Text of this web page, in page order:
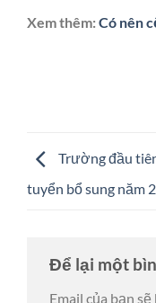
Xem thêm:Có nên
Trường đầu
tuyển bổ sung năm
Để lại một
Email của bạn